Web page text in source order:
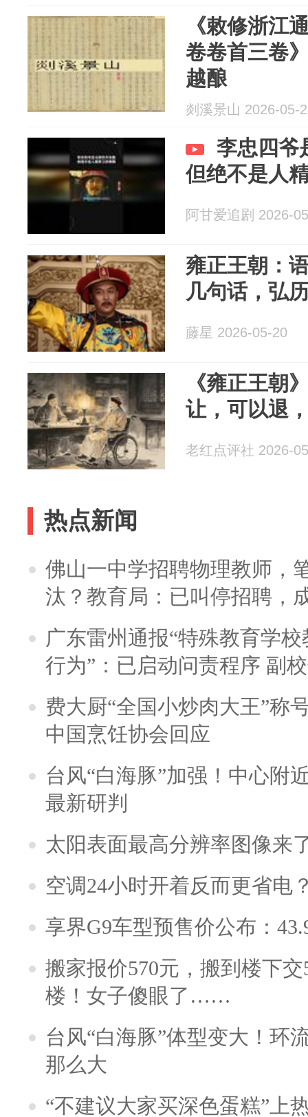
《敕修浙江
卷卷首三卷
越酿
剡溪景山 2026-05-
李忠四爷
但绝不是人
阿甘爱追剧 2026-
雍正王朝：
几句话，弘
藤星 2026-05-20
《雍正王朝
让，可以退
老红点评社 2026-
热点新闻
佛山一中学招聘物理教师，
汰？教育局：已叫停招聘，
广东雷州通报“特殊教育学
行为”：已启动问责程序 副
费大厨“全国小炒肉大王”称
中国烹饪协会回应
台风“白海豚”加强！中心附
最新研判
太阳表面最高分辨率图像来
空调24小时开着反而更省电
享界G9车型预售价公布：
搬家报价570元，搬到楼下
楼！女子傻眼了……
台风“白海豚”体型变大！环
那么大
“不建议大家买深色蛋糕”上